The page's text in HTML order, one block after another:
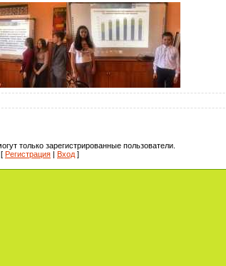
только зарегистрированные пользователи.
[ Регистрация | Вход ]